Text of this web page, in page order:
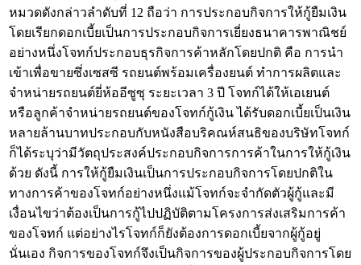
หมวดดังกล่าวลำดับที่ 12 ถือว่า การประกอบกิจการให้กู้ยืมเงิน
โดยเรียกดอกเบี้ยเป็นการประกอบกิจการเยี่ยงธนาคารพาณิชย์
อย่างหนึ่งโจทก์ประกอบธุรกิจการค้าหลักโดยปกติ คือ การนำ
เข้าเพื่อขายซึ่งเซสซี รถยนต์พร้อมเครื่องยนต์ ทำการผลิตและ
จำหน่ายรถยนต์ยี่ห้ออีซูซุ ระยะเวลา 3 ปี โจทก์ได้ให้เอเยนต์
หรือลูกค้าจำหน่ายรถยนต์ของโจทก์กู้เงิน ได้รับดอกเบี้ยเป็นเงิน
หลายล้านบาทประกอบกับหนังสือบริคณห์สนธิของบริษัทโจทก์
ก็ได้ระบุว่ามีวัตถุประสงค์ประกอบกิจการการค้าในการให้กู้เงิน
ด้วย ดังนี้ การให้กู้ยืมเงินเป็นการประกอบกิจการโดยปกติใน
ทางการค้าของโจทก์อย่างหนึ่งแม้โจทก์จะจำกัดตัวผู้กู้และมี
เงื่อนไขว่าต้องเป็นการกู้ไปปฏิบัติตามโครงการส่งเสริมการค้า
ของโจทก์ แต่อย่างไรโจทก์ก็ยังต้องการดอกเบี้ยจากผู้กู้อยู่
นั่นเอง กิจการของโจทก์จึงเป็นกิจการของผู้ประกอบกิจการโดย